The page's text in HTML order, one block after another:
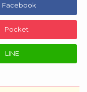
Facebook
Pocket
LINE